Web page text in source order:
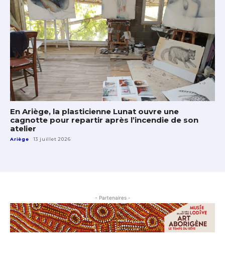
En Ariège, la plasticienne Lunat ouvre une
cagnotte pour repartir après l’incendie de son
atelier
Ariège 13 juillet 2026
- Partenaires -